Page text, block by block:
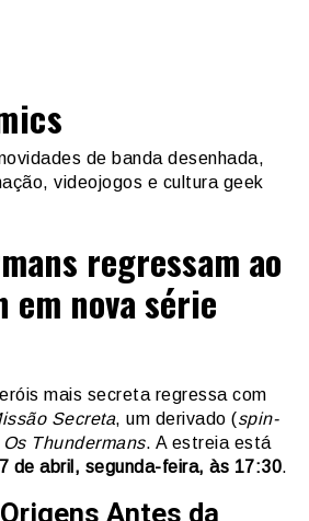
de banda desenhada,
videojogos e cultura geek
regressam ao
em nova série
mais secreta regressa com
Secreta, um derivado (spin-
Os Thundermans. A estreia está
7 de abril, segunda-feira, às 17:30.
Antes da